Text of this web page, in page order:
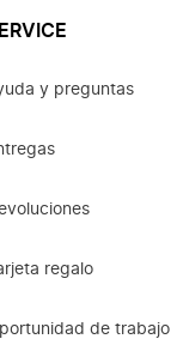
y preguntas
regalo
de trabajo